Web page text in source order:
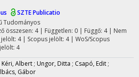
SZTE Publicatio
Tudományos
összesen: 4| Független: 0 | Függő: 4 | Nem
4 | Scopus jelölt: 4 | WoS/Scopus
4
Kéri, Albert ; Ungor, Ditta ; Csapó, Edit ;
Gábor